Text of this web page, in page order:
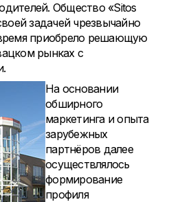
Общество «Sitos
задачей чрезвычайно
приобрело решающую
рынках с
На основании
обширного
маркетинга и опыта
зарубежных
партнёров далее
осуществлялось
формирование
профиля